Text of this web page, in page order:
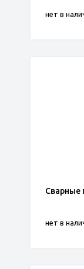
нет в
Сварные
нет в